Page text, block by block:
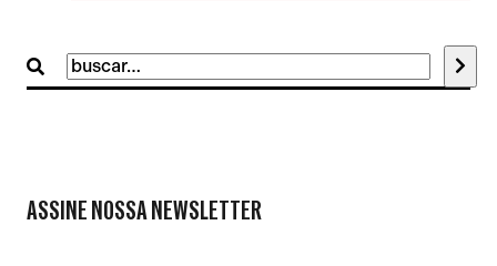
Buscar
por:
ASSINE NOSSA NEWSLETTER